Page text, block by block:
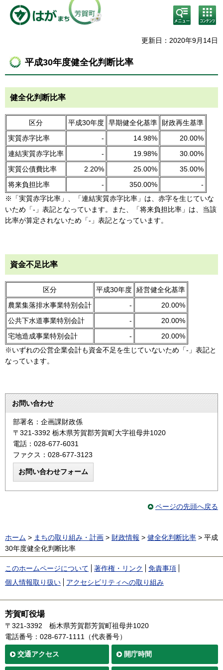
検
索・
メニ
コン
テン
ニュ
更新日：2020年9月14日
平成30年度健全化判断比率
健全化判断比率
区分 平成30年度 早期健全化基準
財政再生基準
実質赤字比率
- 14.98%
20.00%
連結実質赤字比率
- 19.98%
30.00%
実質公債費比率
2.20% 25.00%
35.00%
将来負担比率
- 350.00%
-
※「実質赤字比率」、「連結実質赤字比率」は、赤字を生じていな
いため「-」表記となっています。また、「将来負担比率」は、当該
比率が算定されないため「-」表記となっています。
資金不足比率
区分 平成30年度 経営健全化基準
農業集落排水事業特別会計
-
20.00%
公共下水道事業特別会計
-
20.00%
宅地造成事業特別会計
-
20.00%
※いずれの公営企業会計も資金不足を生じていないため「-」表記と
なっています。
お問い合わせ
部署名：企画課財政係
〒321-3392 栃木県芳賀郡芳賀町大字祖母井1020
電話：028-677-6031
ファクス：028-677-3123
ページの先頭へ戻る
ホーム > まちの取り組み・計画 > 財政情報 > 健全化判断比率 > 平成
30年度健全化判断比率
このホームページについて 著作権・リンク
免責事項
個人情報取り扱い
アクセシビリティへの取り組み
芳賀町役場
〒321-3392
栃木県芳賀郡芳賀町祖母井1020
電話番号：028-677-1111（代表番号）
交通アクセス 開庁時間